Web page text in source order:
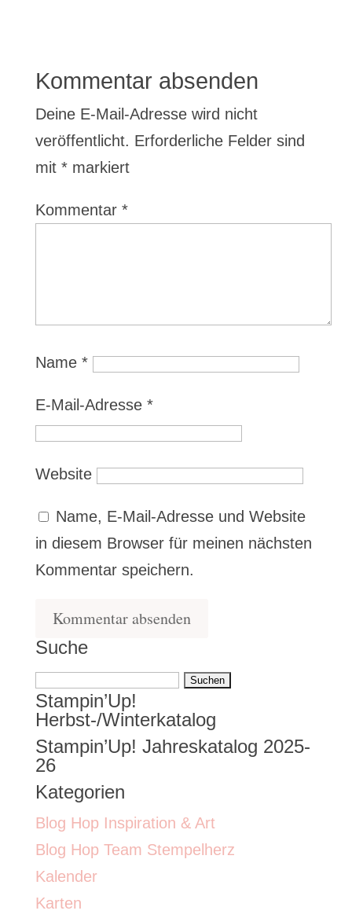
Kommentar absenden
Deine E-Mail-Adresse wird nicht
veröffentlicht. Erforderliche Felder sind
mit *markiert
Kommentar *
Name *
E-Mail-Adresse *
Website
Name, E-Mail-Adresse und Website
in diesem Browser für meinen nächsten
Kommentar speichern.
Suche
Suchen
nach:
Stampin’Up!
Herbst-/Winterkatalog
Stampin’Up! Jahreskatalog 2025-
26
Kategorien
Blog Hop Inspiration & Art
Blog Hop Team Stempelherz
Kalender
Karten